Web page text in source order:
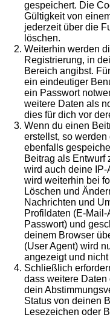
gespeichert. Die
Gültigkeit von
jederzeit über die
löschen.
Weiterhin werden
Registrierung, in
Bereich angibst.
ein eindeutiger
ein Passwort
weitere Daten als
dies für dich vor
Wenn du einen
erstellst, so
ebenfalls
Beitrag als Entwurf
wird auch deine
wird weiterhin bei
Löschen und
Nachrichten und
Profildaten (E-
Passwort) und
deinem Browser
(User Agent) wird
angezeigt und
Schließlich
dass weitere
dein
Status von deinen
Lesezeichen oder